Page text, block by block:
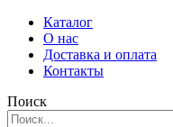
Каталог
О нас
Доставка и оплата
Контакты
Поиск